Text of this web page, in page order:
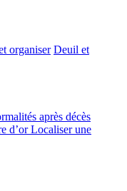
organiser Deuil et
après décès
d’orLocaliser une